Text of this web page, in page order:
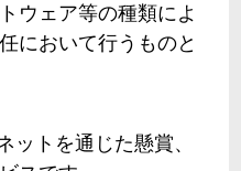
ウェア等の種類によ
において行うものと
ットを通じた懸賞、